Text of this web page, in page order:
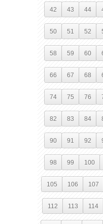
42 43 44
50 51 52
58 59 60
66 67 68
74 75 76
82 83 84
90 91 92
98 99 100
105 106 107
112 113 114